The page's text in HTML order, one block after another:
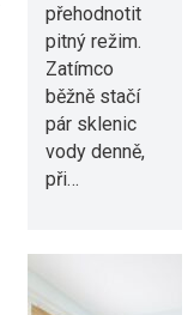
přehodnotit
pitný režim.
Zatímco
běžně stačí
pár sklenic
vody denně,
při…